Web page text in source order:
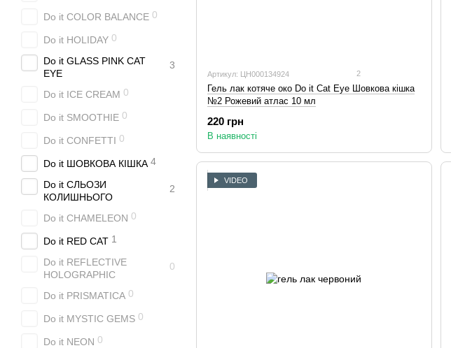
Артикул: ЦН000134924 2
Гель лак котяче око Do it Cat Eye Шовкова кішка
№2 Рожевий атлас 10 мл
220 грн
В наявності
VIDEO
Do it COLOR BALANCE 0
Do it HOLIDAY 0
Do it GLASS PINK CAT
EYE
3
Do it ICE CREAM 0
Do it SMOOTHIE 0
Do it CONFETTI 0
Do it ШОВКОВА КІШКА 4
Do it СЛЬОЗИ
КОЛИШНЬОГО
2
Do it CHAMELEON 0
Do it RED CAT 1
Do it REFLECTIVE
HOLOGRAPHIC
0
Do it PRISMATICA 0
Do it MYSTIC GEMS 0
Do it NEON 0